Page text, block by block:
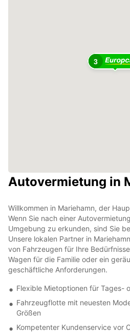
3
Autovermietung in
Willkommen in Mariehamn, der
Wenn Sie nach einer
Umgebung zu erkunden, sind Sie
Unsere lokalen Partner in
von Fahrzeugen für Ihre
Wagen für die Familie oder ein
geschäftliche Anforderungen.
Flexible Mietoptionen für Tages-
Fahrzeugflotte mit neuesten
Größen
Kompetenter Kundenservice vor